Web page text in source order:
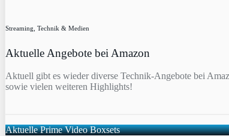
Streaming, Technik & Medien
Aktuelle Angebote bei Amazon
Aktuell gibt es wieder diverse Technik-Angebote bei
sowie vielen weiteren Highlights!
Aktuelle Prime Video Boxsets